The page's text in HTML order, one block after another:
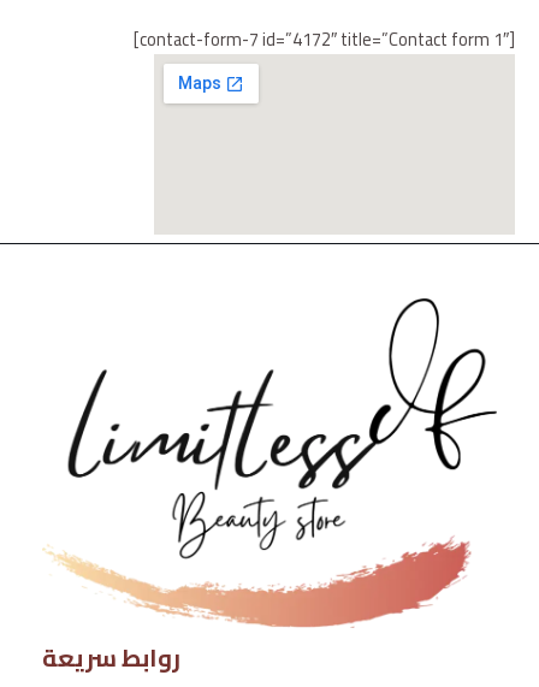
[contact-form-7 id=”4172″ title=”Contact form 1″]
روابط سريعة